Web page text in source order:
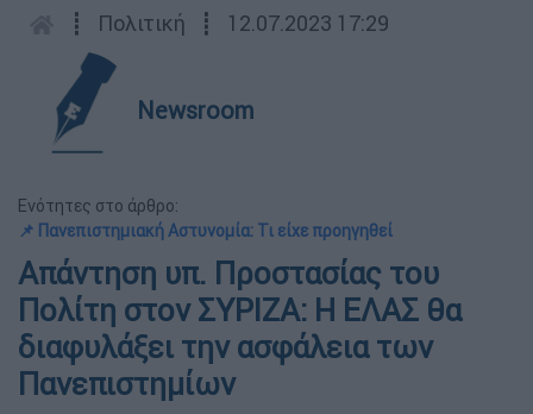
┋ Πολιτική ┋ 12.07.2023 17:29
Newsroom
Ενότητες στο άρθρο:
📌 Πανεπιστημιακή Αστυνομία: Τι είχε προηγηθεί
Απάντηση υπ. Προστασίας του
Πολίτη στον ΣΥΡΙΖΑ: Η ΕΛΑΣ θα
διαφυλάξει την ασφάλεια των
Πανεπιστημίων